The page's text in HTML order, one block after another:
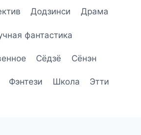
Додзинси Драма
фантастика
Сёдзё Сёнэн
Фэнтези Школа Этти